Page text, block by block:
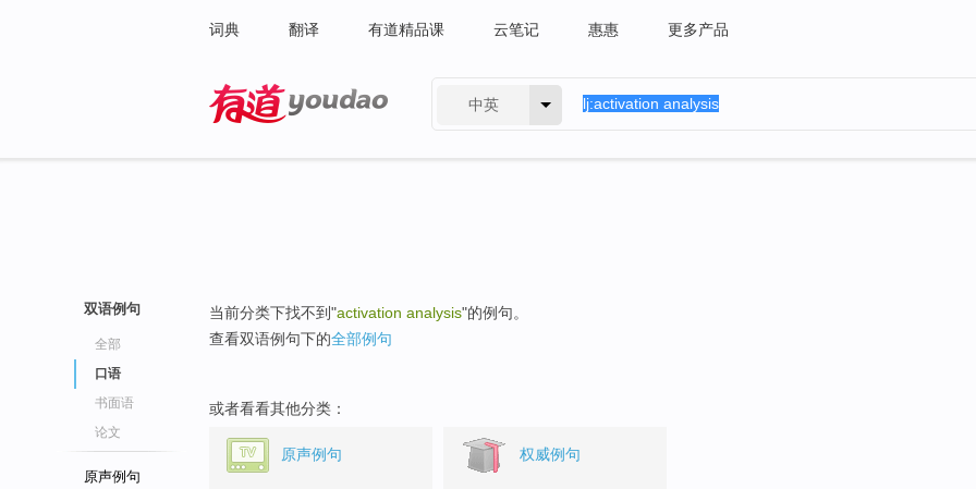
词典 翻译 有道精品课 云笔记 惠惠 更多产品
中英
双语例句
全部
口语
书面语
论文
原声例句
当前分类下找不到"activation analysis"的例句。
查看双语例句下的全部例句
或者看看其他分类：
原声例句 权威例句